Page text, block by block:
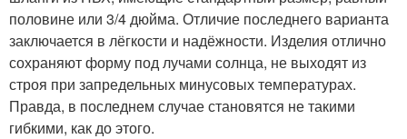
половине или 3/4 дюйма. Отличие последнего варианта
заключается в лёгкости и надёжности. Изделия отлично
сохраняют форму под лучами солнца, не выходят из
строя при запредельных минусовых температурах.
Правда, в последнем случае становятся не такими
гибкими, как до этого.